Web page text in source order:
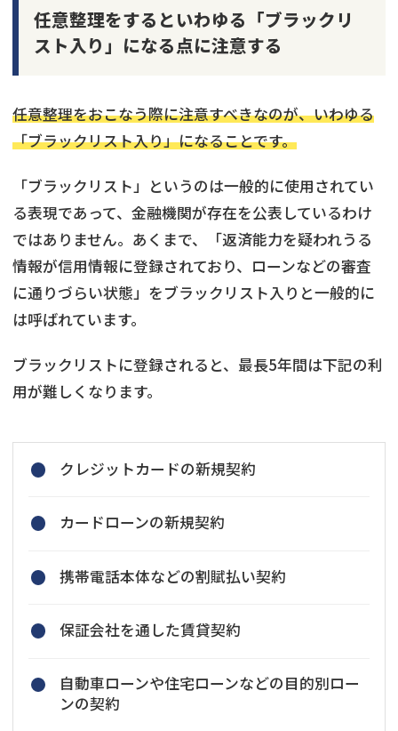
任意整理をするといわゆる「ブラックリ
スト入り」になる点に注意する
任意整理をおこなう際に注意すべきなのが、いわゆる
「ブラックリスト入り」になることです。
「ブラックリスト」というのは一般的に使用されてい
る表現であって、金融機関が存在を公表しているわけ
ではありません。あくまで、「返済能力を疑われうる
情報が信用情報に登録されており、ローンなどの審査
に通りづらい状態」をブラックリスト入りと一般的に
は呼ばれています。
ブラックリストに登録されると、最長5年間は下記の利
用が難しくなります。
クレジットカードの新規契約
カードローンの新規契約
携帯電話本体などの割賦払い契約
保証会社を通した賃貸契約
自動車ローンや住宅ローンなどの目的別ロー
ンの契約